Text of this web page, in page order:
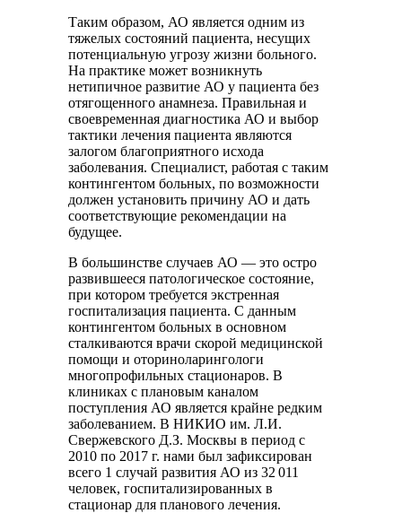
Таким образом, АО является одним из
тяжелых состояний пациента, несущих
потенциальную угрозу жизни больного.
На практике может возникнуть
нетипичное развитие АО у пациента без
отягощенного анамнеза. Правильная и
своевременная диагностика АО и выбор
тактики лечения пациента являются
залогом благоприятного исхода
заболевания. Специалист, работая с таким
контингентом больных, по возможности
должен установить причину АО и дать
соответствующие рекомендации на
будущее.
В большинстве случаев АО — это остро
развившееся патологическое состояние,
при котором требуется экстренная
госпитализация пациента. С данным
контингентом больных в основном
сталкиваются врачи скорой медицинской
помощи и оториноларингологи
многопрофильных стационаров. В
клиниках с плановым каналом
поступления АО является крайне редким
заболеванием. В НИКИО им. Л.И.
Свержевского Д.З. Москвы в период с
2010 по 2017 г. нами был зафиксирован
всего 1 случай развития АО из 32 011
человек, госпитализированных в
стационар для планового лечения.